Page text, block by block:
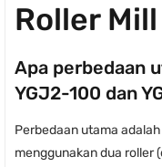
Roller
Apa perbedaan
YGJ2-100 dan
Perbedaan utama
menggunakan dua roller